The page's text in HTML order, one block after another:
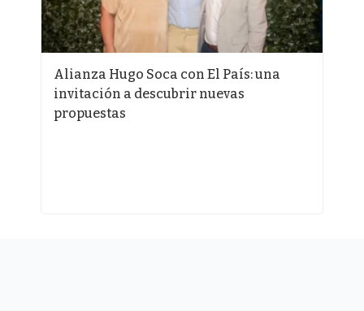
Alianza Hugo Soca con El País: una
invitación a descubrir nuevas
propuestas